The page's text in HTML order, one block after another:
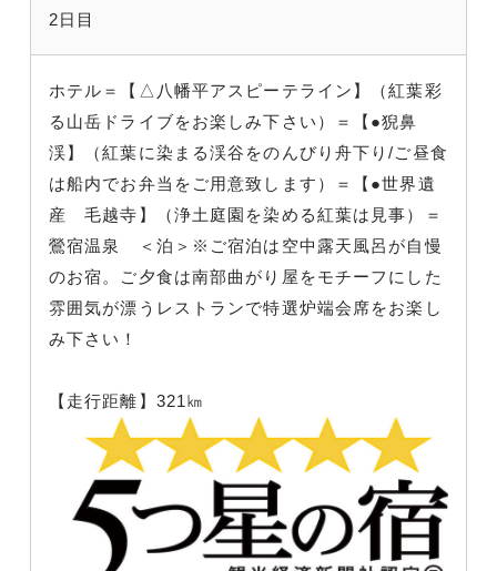
2日目
ホテル＝【△八幡平アスピーテライン】（紅葉彩
る山岳ドライブをお楽しみ下さい）＝【●猊鼻
渓】（紅葉に染まる渓谷をのんびり舟下り/ご昼食
は船内でお弁当をご用意致します）＝【●世界遺
産 毛越寺】（浄土庭園を染める紅葉は見事）＝
鶯宿温泉 ＜泊＞※ご宿泊は空中露天風呂が自慢
のお宿。ご夕食は南部曲がり屋をモチーフにした
雰囲気が漂うレストランで特選炉端会席をお楽し
み下さい！
【走行距離】321㎞